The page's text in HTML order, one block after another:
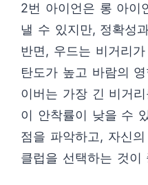
2번 아이언은 롱 아이
낼 수 있지만, 정확성
반면, 우드는 비거리
탄도가 높고 바람의
이버는 가장 긴 비거
이 안착률이 낮을 수
점을 파악하고, 자신
클럽을 선택하는 것이